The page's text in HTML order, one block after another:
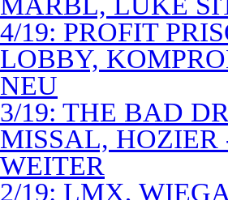
4/19: PROFIT
LOBBY,
NEU
3/19: THE BAD
MISSAL,
WEITER
2/19: LMX,